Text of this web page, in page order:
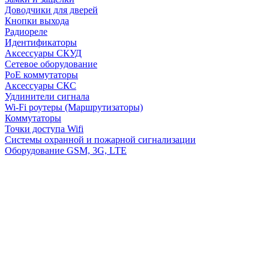
Доводчики для дверей
Кнопки выхода
Радиореле
Идентификаторы
Аксессуары СКУД
Сетевое оборудование
PoE коммутаторы
Аксессуары СКС
Удлинители сигнала
Wi-Fi роутеры (Маршрутизаторы)
Коммутаторы
Точки доступа Wifi
Системы охранной и пожарной сигнализации
Оборудование GSM, 3G, LTE